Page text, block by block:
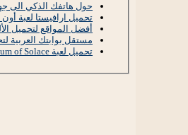
حول هاتفك الذكي الى
تحميل ارافيستا لعبة
أفضل المواقع لتحميل
مستقل بوابتك العربية
تحميل لعبة James Bond 007 Quantum of Solace برابط مباشر